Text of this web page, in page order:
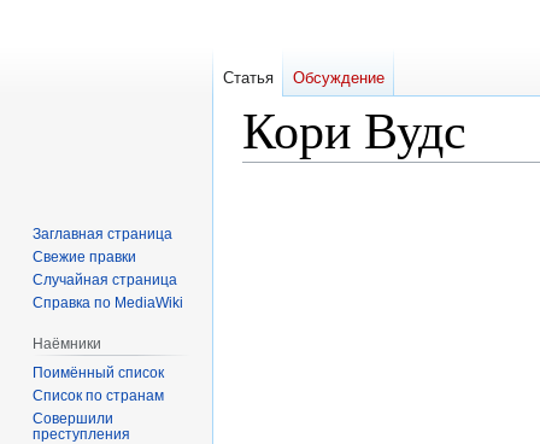
Кори Вудс
Статья Обсуждение
Заглавная страница
Свежие правки
Случайная страница
Справка по MediaWiki
Наёмники
Поимённый список
Список по странам
Совершили
преступления